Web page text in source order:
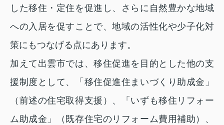
した移住・定住を促進し、さらに自然豊かな地域
への入居を促すことで、地域の活性化や少子化対
策にもつなげる点にあります。
加えて出雲市では、移住促進を目的とした他の支
援制度として、「移住促進住まいづくり助成金」
（前述の住宅取得支援）、「いずも移住リフォー
ム助成金」（既存住宅のリフォーム費用補助）、